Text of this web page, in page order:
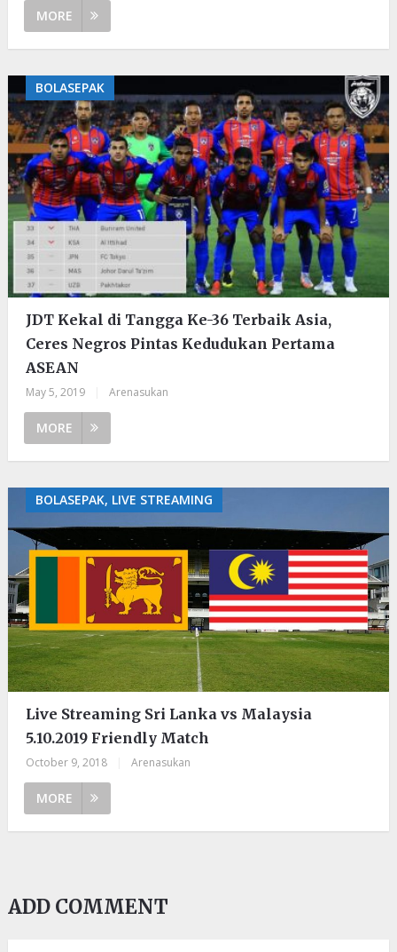
MORE
BOLASEPAK
JDT Kekal di Tangga Ke-36 Terbaik Asia,
Ceres Negros Pintas Kedudukan Pertama
ASEAN
May 5, 2019 Arenasukan
MORE
BOLASEPAK, LIVE STREAMING
Live Streaming Sri Lanka vs Malaysia
5.10.2019 Friendly Match
October 9, 2018 Arenasukan
MORE
ADD COMMENT